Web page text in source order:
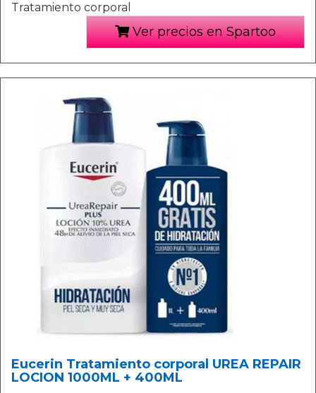
Tratamiento corporal
Ver precios en Spartoo
Eucerin Tratamiento corporal UREA REPAIR
LOCION 1000ML + 400ML